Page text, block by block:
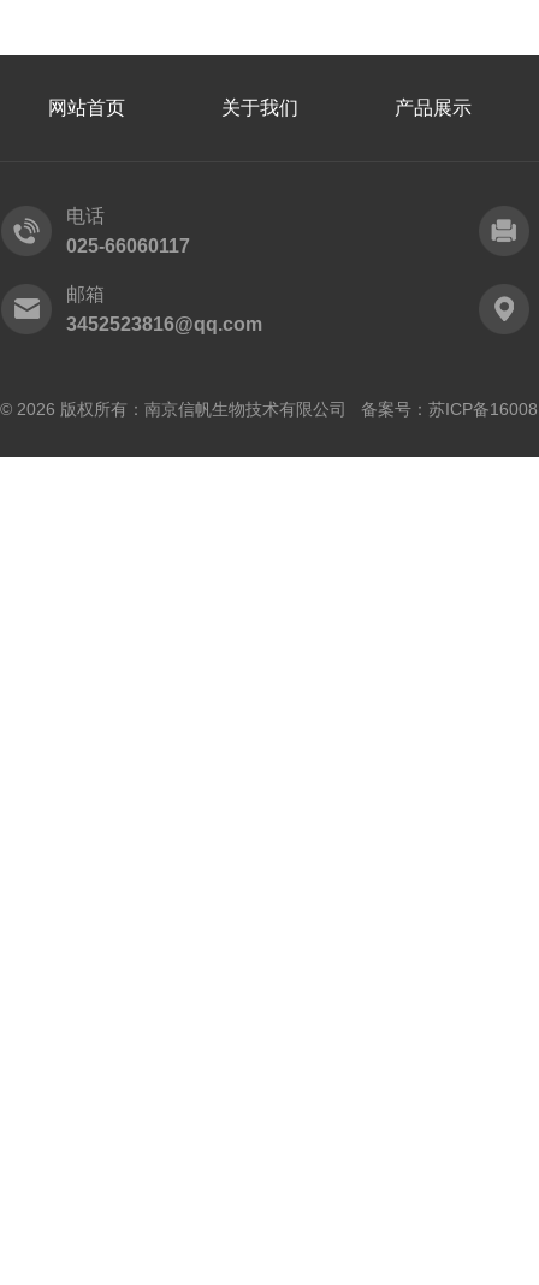
网站首页 关于我们 产品展示
电话
025-66060117
邮箱
3452523816@qq.com
© 2026 版权所有：南京信帆生物技术有限公司 备案号： 苏ICP备